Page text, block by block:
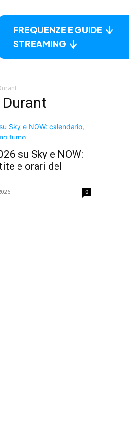
FREQUENZE E GUIDE
STREAMING
Durant
su Sky e NOW:
e orari del
0